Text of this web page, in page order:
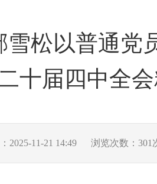
雪松以普通党
十届四中全
2025-11-21 14:49 浏览次数： 301